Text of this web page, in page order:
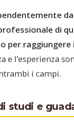
di
per
e l’esperienza
i campi.
studi e